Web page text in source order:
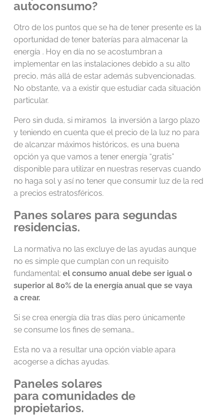
autoconsumo?
Otro de los puntos que se ha de tener presente es la
oportunidad de tener baterías para almacenar la
energía . Hoy en día no se acostumbran a
implementar en las instalaciones debido a su alto
precio, más allá de estar además subvencionadas.
No obstante, va a existir que estudiar cada situación
particular.
Pero sin duda, si miramos la inversión a largo plazo
y teniendo en cuenta que el precio de la luz no para
de alcanzar máximos históricos, es una buena
opción ya que vamos a tener energía “gratis”
disponible para utilizar en nuestras reservas cuando
no haga sol y así no tener que consumir luz de la red
a precios estratosféricos.
Panes solares para segundas
residencias.
La normativa no las excluye de las ayudas aunque
no es simple que cumplan con un requisito
fundamental: el consumo anual debe ser igual o
superior al 80% de la energía anual que se vaya
a crear.
Si se crea energía día tras días pero únicamente
se consume los fines de semana…
Esta no va a resultar una opción viable apara
acogerse a dichas ayudas.
Paneles solares
para comunidades de
propietarios.